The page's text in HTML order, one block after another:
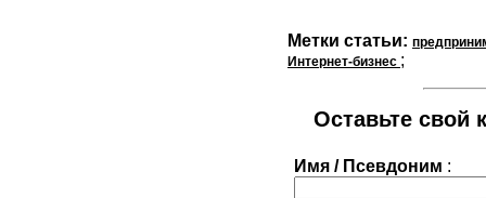
Метки статьи:
Интернет-бизнес ;
Оставьте свой
Имя / Псевдоним :